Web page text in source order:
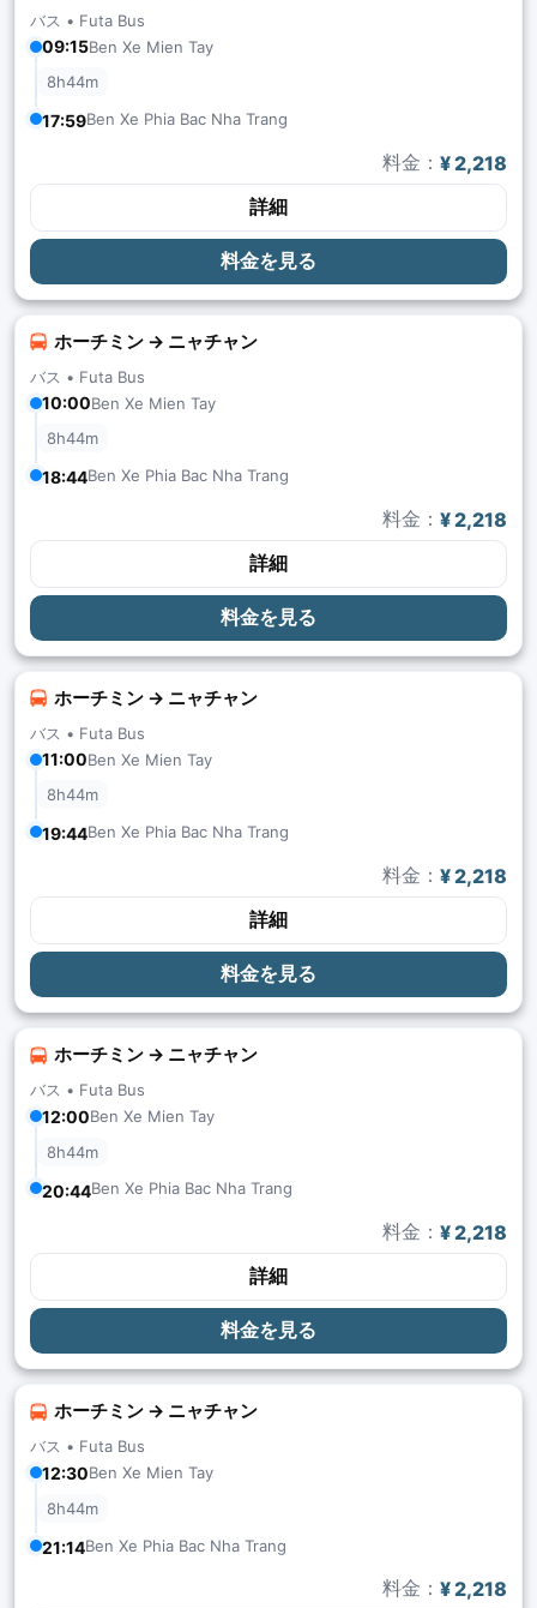
バス • Futa Bus
09:15Ben Xe Mien Tay
8h44m
17:59Ben Xe Phia Bac Nha Trang
料金： ¥ 2,218
詳細
料金を見る
ホーチミン → ニャチャン
バス • Futa Bus
10:00Ben Xe Mien Tay
8h44m
18:44Ben Xe Phia Bac Nha Trang
料金： ¥ 2,218
詳細
料金を見る
ホーチミン → ニャチャン
バス • Futa Bus
11:00Ben Xe Mien Tay
8h44m
19:44Ben Xe Phia Bac Nha Trang
料金： ¥ 2,218
詳細
料金を見る
ホーチミン → ニャチャン
バス • Futa Bus
12:00Ben Xe Mien Tay
8h44m
20:44Ben Xe Phia Bac Nha Trang
料金： ¥ 2,218
詳細
料金を見る
ホーチミン → ニャチャン
バス • Futa Bus
12:30Ben Xe Mien Tay
8h44m
21:14Ben Xe Phia Bac Nha Trang
料金： ¥ 2,218